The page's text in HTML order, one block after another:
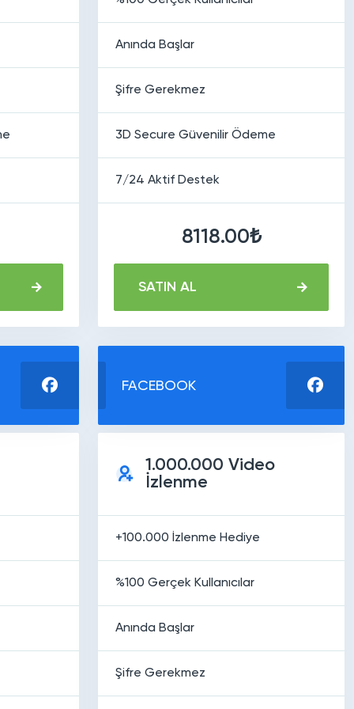
Anında Başlar
Şifre Gerekmez
3D Secure Güvenilir Ödeme
7/24 Aktif Destek
8118.00₺
SATIN AL
FACEBOOK
1.000.000 Video
İzlenme
+100.000 İzlenme Hediye
%100 Gerçek Kullanıcılar
Anında Başlar
Şifre Gerekmez